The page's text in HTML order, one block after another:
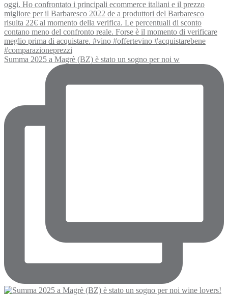
Summa 2025 a Magrè (BZ) è stato un sogno per noi w